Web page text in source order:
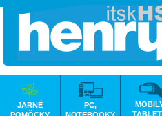
JARNÉ
PC,